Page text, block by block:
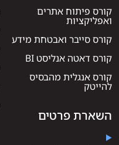
קורס פיתוח אתרים
ואפליקציות
קורס סייבר ואבטחת מידע
קורס דאטה אנליסט BI
קורס אנגלית מהבסיס
להייטק
השארת פרטים